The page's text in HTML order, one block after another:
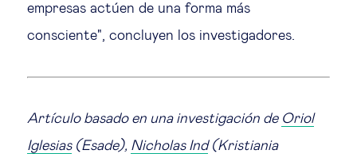
empresas actúen de una forma más
consciente", concluyen los investigadores.
Artículo basado en una investigación de Oriol
Iglesias(Esade), Nicholas Ind(Kristiania